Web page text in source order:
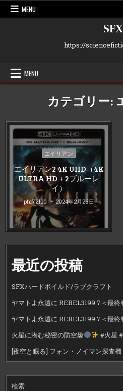
Skip
MENU
SFX
https://
MENU
カテゴリー:
Posted
in
エイリアン
エイリアン2 4K UHD（4K
ULTRA HD＋2ブルーレ
イ）
phi72110 2024年2月25日
最近の投稿
SFXハードボイルド/ラブクラフト
ヤマトよ永遠に REBEL3199 7＜最終
ヤマトよ永遠に REBEL3199 7＜最終
火星に潜む秘密の防空壕
#火星
[夜空と眠る] フォン・ノイマン探査
検索